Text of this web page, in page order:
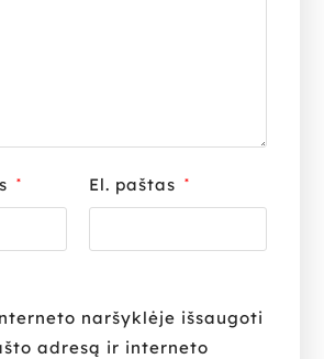
* El. paštas *
naršyklėje išsaugoti
adresą ir interneto